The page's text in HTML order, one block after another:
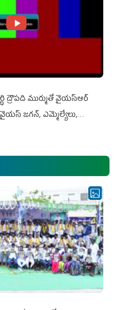
ద్రౌప‌ది ముర్ముతో వైయ‌స్ఆర్
వైయ‌స్ జ‌గ‌న్, ఎమ్మెల్యేలు,